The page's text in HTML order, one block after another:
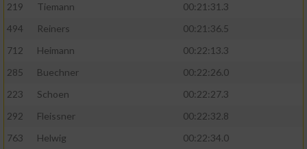
219
Tiemann
00:21:31.3
494
Reiners
00:21:36.5
712
Heimann
00:22:13.3
285
Buechner
00:22:26.0
223
Schoen
00:22:27.3
292
Fleissner
00:22:32.8
763
Helwig
00:22:34.0